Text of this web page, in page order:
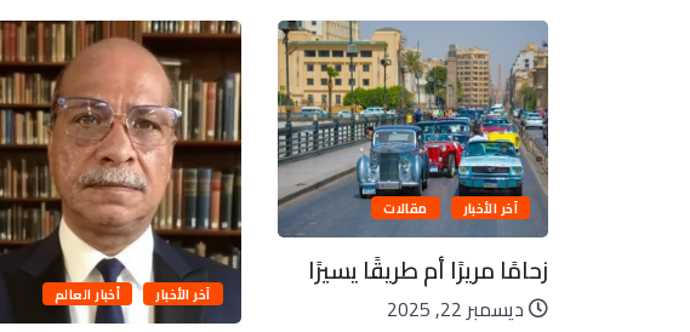
آخر الأخبار مقالات
زحامًا مريرًا أم طريقًا يسيرًا
ديسمبر 22, 2025 آخر الأخبار أخبار العالم